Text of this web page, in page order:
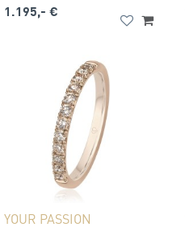
1.195,- €
YOUR PASSION